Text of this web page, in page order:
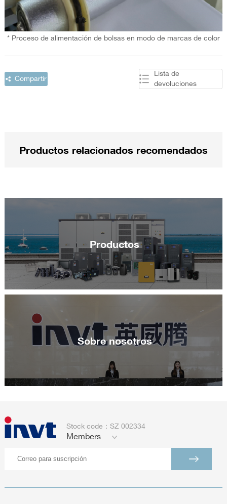
* Proceso de alimentación de bolsas en modo de marcas de color
Compartir
Lista de
devoluciones
Productos relacionados recomendados
Productos
Sobre nosotros
Stock code：SZ 002334
Members